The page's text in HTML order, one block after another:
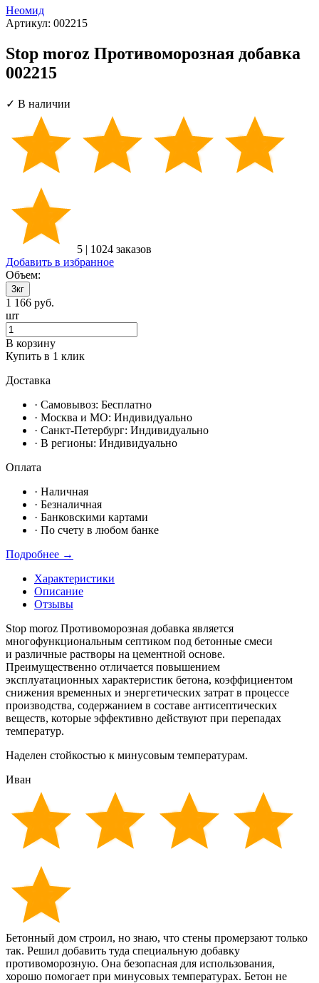
Неомид
Артикул: 002215
Stop moroz Противоморозная добавка
002215
✓ В наличии
5 | 1024 заказов
Добавить в избранное
Объем:
3кг
1 166 руб.
шт
В корзину
Купить в 1 клик
Доставка
· Самовывоз: Бесплатно
· Москвa и МО: Индивидуально
· Санкт-Петербург: Индивидуально
· В регионы: Индивидуально
Оплата
· Наличная
· Безналичная
· Банковскими картами
· По счету в любом банке
Подробнее →
Характеристики
Описание
Отзывы
Stop moroz Противоморозная добавка является
многофункциональным септиком под бетонные смеси
и различные растворы на цементной основе.
Преимущественно отличается повышением
эксплуатационных характеристик бетона, коэффициентом
снижения временных и энергетических затрат в процессе
производства, содержанием в составе антисептических
веществ, которые эффективно действуют при перепадах
температур.
Наделен стойкостью к минусовым температурам.
Иван
Бетонный дом строил, но знаю, что стены промерзают только
так. Решил добавить туда специальную добавку
противоморозную. Она безопасная для использования,
хорошо помогает при минусовых температурах. Бетон не